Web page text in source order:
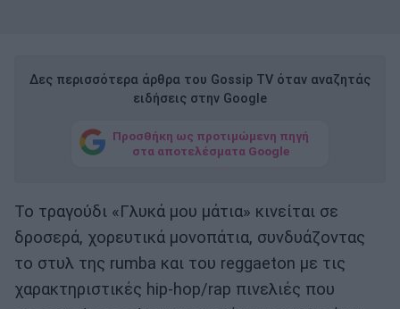
Δες περισσότερα άρθρα του Gossip TV όταν αναζητάς
ειδήσεις στην Google
Προσθήκη ως προτιμώμενη πηγή
στα αποτελέσματα Google
Το τραγούδι «Γλυκά μου μάτια» κινείται σε
δροσερά, χορευτικά μονοπάτια, συνδυάζοντας
το στυλ της rumba και του reggaeton με τις
χαρακτηριστικές hip-hop/rap πινελιές που